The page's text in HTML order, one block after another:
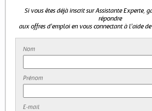
Si vous êtes déjà inscrit sur Assistante Experte,
répondre
aux offres d'emploi en vous connectant à l'aide de
Nom
Prénom
E-mail